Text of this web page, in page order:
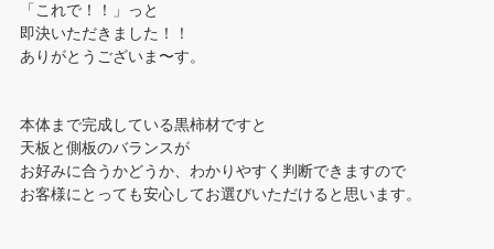
「これで！！」っと
即決いただきました！！
ありがとうございま〜す。
本体まで完成している黒柿材ですと
天板と側板のバランスが
お好みに合うかどうか、わかりやすく判断できますので
お客様にとっても安心してお選びいただけると思います。